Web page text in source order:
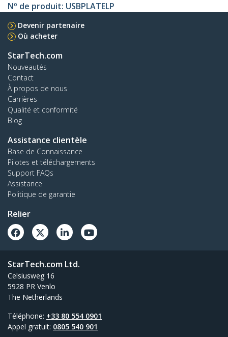
Nº de produit: USBPLATELP
Devenir partenaire
Où acheter
StarTech.com
Nouveautés
Contact
À propos de nous
Carrières
Qualité et conformité
Blog
Assistance clientèle
Base de Connaissance
Pilotes et téléchargements
Support FAQs
Assistance
Politique de garantie
Relier
StarTech.com Ltd.
Celsiusweg 16
5928 PR Venlo
The Netherlands
Téléphone: +33 80 554 0901
Appel gratuit: 0805 540 901